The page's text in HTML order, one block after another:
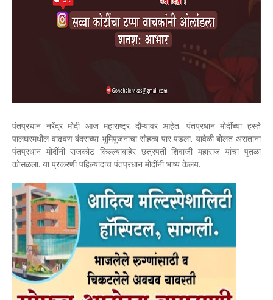
पंतप्रधान नरेंद्र मोदी आज महाराष्ट्र दौऱ्यावर आहेत. पंतप्रधान मोदींच्या हस्ते
पालघरमधील वाढवण बंदराच्या भूमिपूजनाचा सोहळा पार पडला. यावेळी बोलत असताना
पंतप्रधान मोदींनी राजकोट किल्ल्याबाहेर छत्रपती शिवाजी महाराज यांचा पुतळा
कोसळला. या प्रकरणी पहिल्यांदाच पंतप्रधान मोदींनी भाष्य केलंय.